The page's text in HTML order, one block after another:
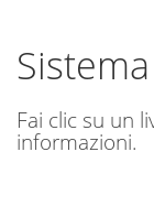
Fai clic su un
informazioni.